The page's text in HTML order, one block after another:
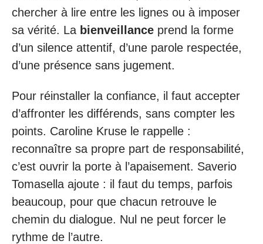
chercher à lire entre les lignes ou à imposer
sa vérité. La bienveillance prend la forme
d’un silence attentif, d’une parole respectée,
d’une présence sans jugement.
Pour réinstaller la confiance, il faut accepter
d’affronter les différends, sans compter les
points. Caroline Kruse le rappelle :
reconnaître sa propre part de responsabilité,
c’est ouvrir la porte à l’apaisement. Saverio
Tomasella ajoute : il faut du temps, parfois
beaucoup, pour que chacun retrouve le
chemin du dialogue. Nul ne peut forcer le
rythme de l’autre.